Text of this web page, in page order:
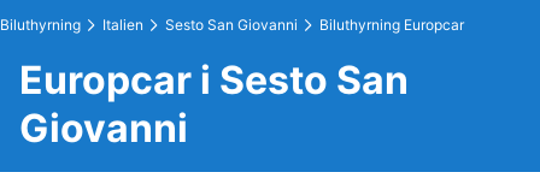
Biluthyrning Italien Sesto San Giovanni Biluthyrning Europcar
Europcar i Sesto San
Giovanni